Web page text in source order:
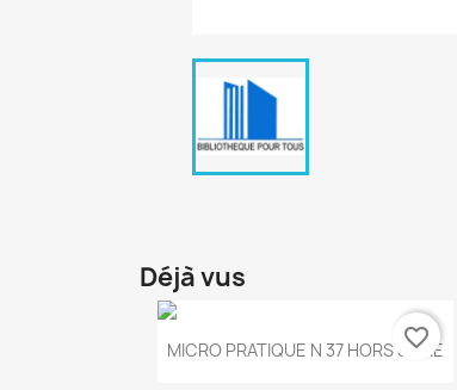
Déjà vus
Aperçu rapide
MICRO PRATIQUE N 37 HORS SERIE
favorite_border